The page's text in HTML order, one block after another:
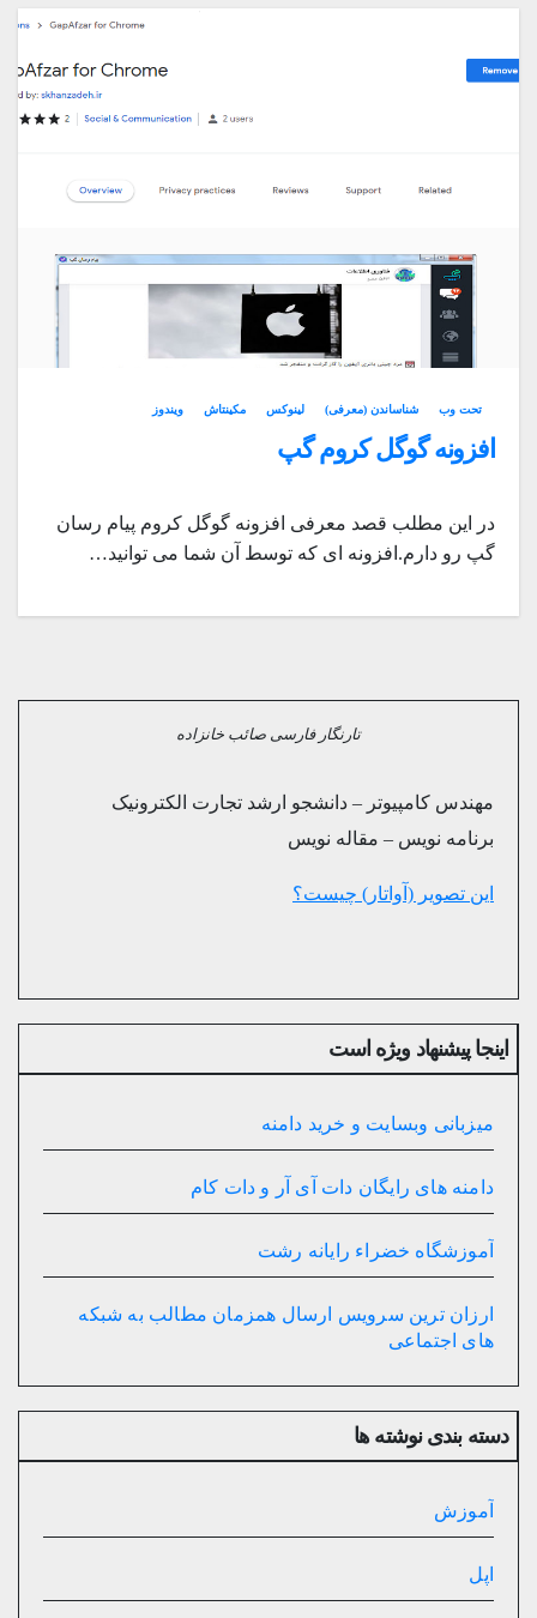
تحت وب شناساندن (معرفی) لینوکس مکینتاش ویندوز
افزونه گوگل کروم گپ
در این مطلب قصد معرفی افزونه گوگل کروم پیام رسان
گپ رو دارم.افزونه ای که توسط آن شما می توانید…
تارنگار فارسی صائب خانزاده
مهندس کامپیوتر – دانشجو ارشد تجارت الکترونیک
برنامه نویس – مقاله نویس
این تصویر (آواتار) چیست؟
اینجا پیشنهاد ویژه است
میزبانی وبسایت و خرید دامنه
دامنه های رایگان دات آی آر و دات کام
آموزشگاه خضراء رایانه رشت
ارزان ترین سرویس ارسال همزمان مطالب به شبکه
های اجتماعی
دسته بندی نوشته ها
آموزش
اپل